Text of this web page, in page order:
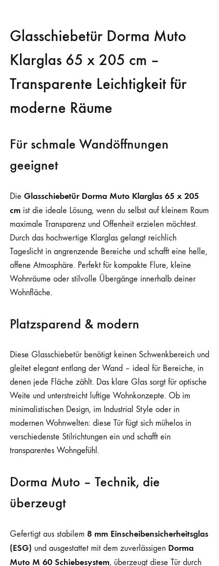
Glasschiebetür Dorma Muto
Klarglas 65 x 205 cm –
Transparente Leichtigkeit für
moderne Räume
Für schmale Wandöffnungen
geeignet
Die Glasschiebetür Dorma Muto Klarglas 65 x 205
cm ist die ideale Lösung, wenn du selbst auf kleinem Raum
maximale Transparenz und Offenheit erzielen möchtest.
Durch das hochwertige Klarglas gelangt reichlich
Tageslicht in angrenzende Bereiche und schafft eine helle,
offene Atmosphäre. Perfekt für kompakte Flure, kleine
Wohnräume oder stilvolle Übergänge innerhalb deiner
Wohnfläche.
Platzsparend & modern
Diese Glasschiebetür benötigt keinen Schwenkbereich und
gleitet elegant entlang der Wand – ideal für Bereiche, in
denen jede Fläche zählt. Das klare Glas sorgt für optische
Weite und unterstreicht luftige Wohnkonzepte. Ob im
minimalistischen Design, im Industrial Style oder in
modernen Wohnwelten: diese Tür fügt sich mühelos in
verschiedenste Stilrichtungen ein und schafft ein
transparen­tes Wohngefühl.
Dorma Muto – Technik, die
überzeugt
Gefertigt aus stabilem 8 mm Einscheibensicherheitsglas
(ESG) und ausgestattet mit dem zuverlässigen Dorma
Muto M 60 Schiebesystem, überzeugt diese Tür durch